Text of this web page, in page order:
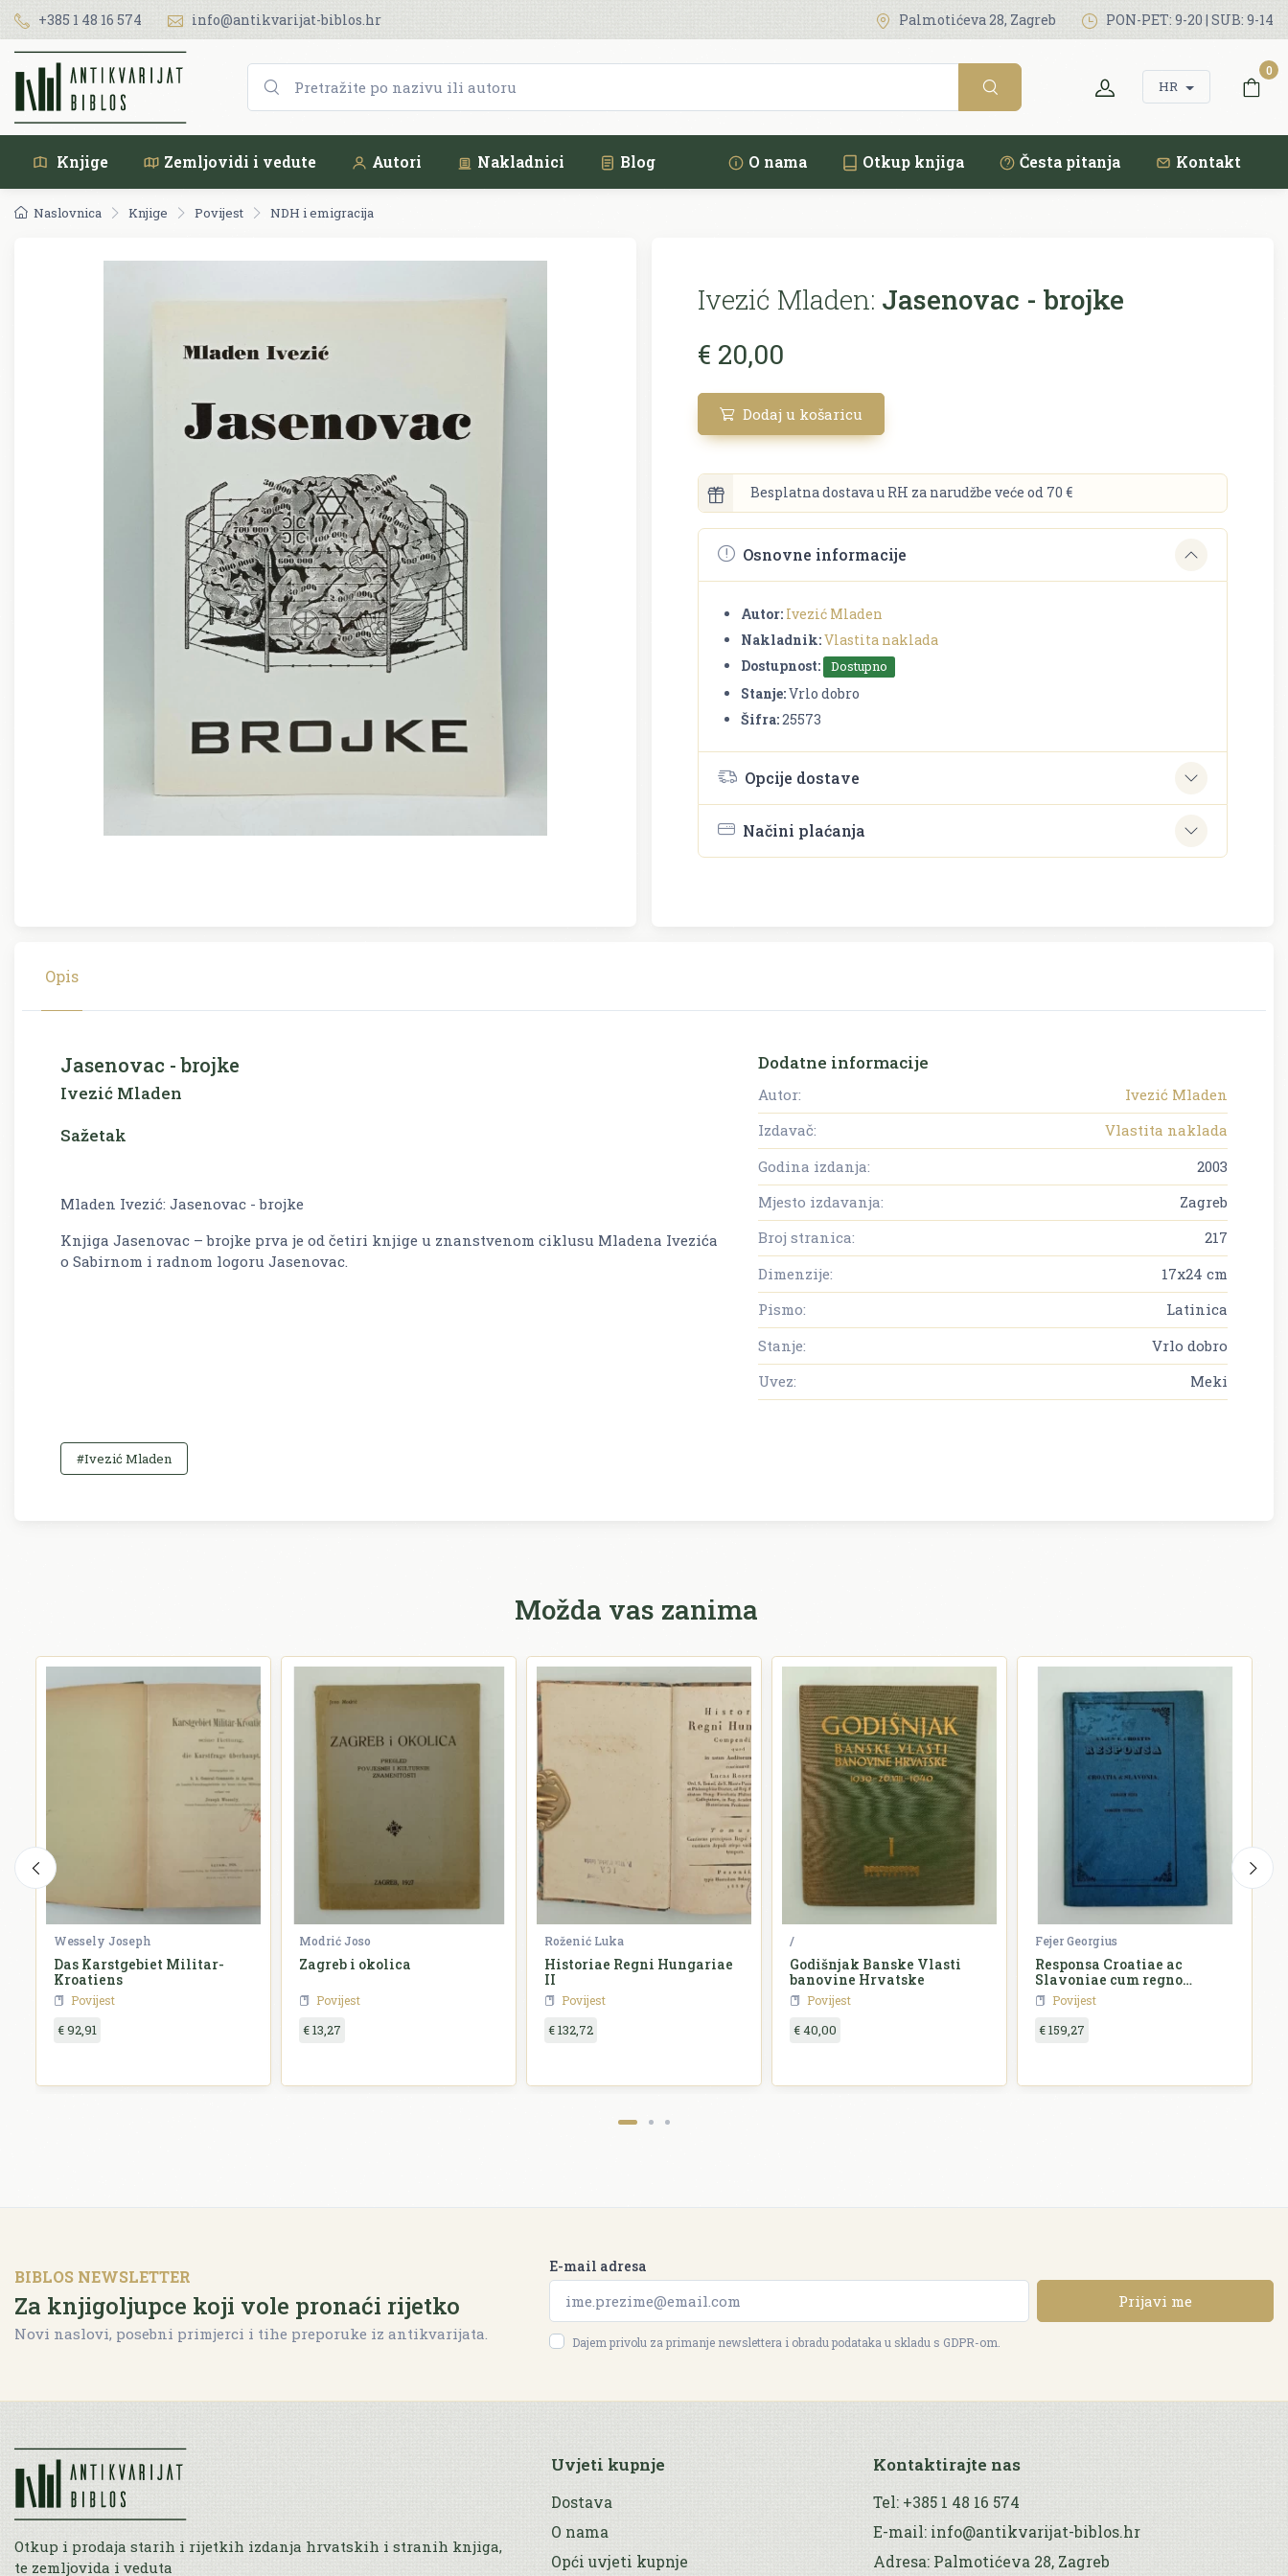
+385 1 48 16 574 info@antikvarijat-biblos.hr Palmotićeva 28, Zagreb PON-PET: 9-20 | SUB: 9-14
HR
0
Knjige Zemljovidi i vedute Autori Nakladnici Blog O nama Otkup knjiga Česta pitanja Kontakt
Naslovnica Knjige Povijest NDH i emigracija
Ivezić Mladen: Jasenovac - brojke
€ 20,00
Dodaj u košaricu
Besplatna dostava u RH za narudžbe veće od 70 €
Osnovne informacije
Autor: Ivezić Mladen
Nakladnik:Vlastita naklada
Dostupnost:
Dostupno
Stanje:Vrlo dobro
Šifra:25573
Opcije dostave
Načini plaćanja
Opis
Jasenovac - brojke
Ivezić Mladen
Sažetak
Mladen Ivezić: Jasenovac - brojke
Knjiga Jasenovac – brojke prva je od četiri knjige u znanstvenom ciklusu Mladena Ivezića
o Sabirnom i radnom logoru Jasenovac.
#Ivezić Mladen
Dodatne informacije
Autor:
Ivezić Mladen
Izdavač:
Vlastita naklada
Godina izdanja:
2003
Mjesto izdavanja:
Zagreb
Broj stranica:
217
Dimenzije:
17x24 cm
Pismo:
Latinica
Stanje:
Vrlo dobro
Uvez:
Meki
Možda vas zanima
Wessely Joseph
Das Karstgebiet Militar-
Kroatiens
Povijest
€ 92,91
Modrić Joso
Zagreb i okolica
Povijest
€ 13,27
Roženić Luka
Historiae Regni Hungariae
II
Povijest
€ 132,72
/
Godišnjak Banske Vlasti
banovine Hrvatske
Povijest
€ 40,00
Fejer Georgius
Responsa Croatiae ac
Slavoniae cum regno
Hungariae
Povijest
€ 159,27
BIBLOS NEWSLETTER
Za knjigoljupce koji vole pronaći rijetko
Novi naslovi, posebni primjerci i tihe preporuke iz antikvarijata.
E-mail adresa
Prijavi me
Dajem privolu za primanje newslettera i obradu podataka u skladu s GDPR-om.
Otkup i prodaja starih i rijetkih izdanja hrvatskih i stranih knjiga,
te zemljovida i veduta
Uvjeti kupnje
Dostava
O nama
Opći uvjeti kupnje
Kontaktirajte nas
Tel: +385 1 48 16 574
E-mail: info@antikvarijat-biblos.hr
Adresa: Palmotićeva 28, Zagreb